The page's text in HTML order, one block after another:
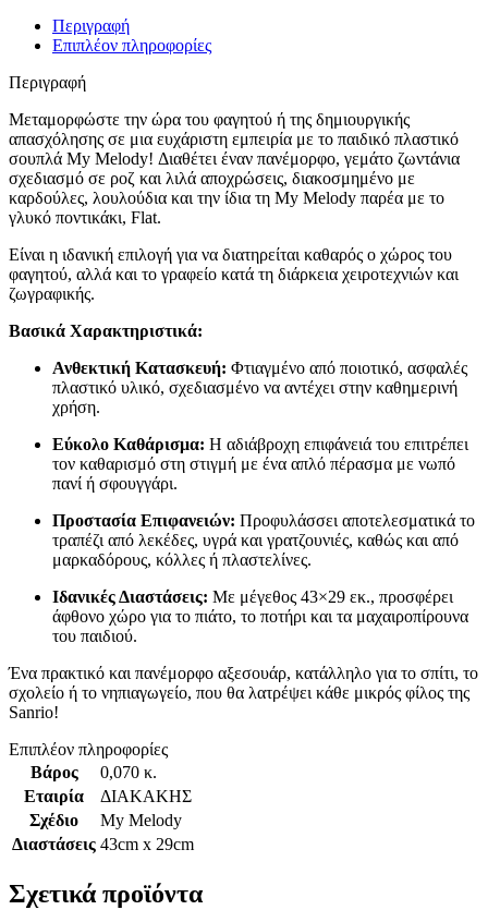
Περιγραφή
Επιπλέον πληροφορίες
Περιγραφή
Μεταμορφώστε την ώρα του φαγητού ή της δημιουργικής
απασχόλησης σε μια ευχάριστη εμπειρία με το παιδικό πλαστικό
σουπλά My Melody! Διαθέτει έναν πανέμορφο, γεμάτο ζωντάνια
σχεδιασμό σε ροζ και λιλά αποχρώσεις, διακοσμημένο με
καρδούλες, λουλούδια και την ίδια τη My Melody παρέα με το
γλυκό ποντικάκι, Flat.
Είναι η ιδανική επιλογή για να διατηρείται καθαρός ο χώρος του
φαγητού, αλλά και το γραφείο κατά τη διάρκεια χειροτεχνιών και
ζωγραφικής.
Βασικά Χαρακτηριστικά:
Ανθεκτική Κατασκευή: Φτιαγμένο από ποιοτικό, ασφαλές
πλαστικό υλικό, σχεδιασμένο να αντέχει στην καθημερινή
χρήση.
Εύκολο Καθάρισμα: Η αδιάβροχη επιφάνειά του επιτρέπει
τον καθαρισμό στη στιγμή με ένα απλό πέρασμα με νωπό
πανί ή σφουγγάρι.
Προστασία Επιφανειών: Προφυλάσσει αποτελεσματικά το
τραπέζι από λεκέδες, υγρά και γρατζουνιές, καθώς και από
μαρκαδόρους, κόλλες ή πλαστελίνες.
Ιδανικές Διαστάσεις: Με μέγεθος 43×29 εκ., προσφέρει
άφθονο χώρο για το πιάτο, το ποτήρι και τα μαχαιροπίρουνα
του παιδιού.
Ένα πρακτικό και πανέμορφο αξεσουάρ, κατάλληλο για το σπίτι, το
σχολείο ή το νηπιαγωγείο, που θα λατρέψει κάθε μικρός φίλος της
Sanrio!
Επιπλέον πληροφορίες
Βάρος
0,070 κ.
Εταιρία
ΔΙΑΚΑΚΗΣ
Σχέδιο
My Melody
Διαστάσεις 43cm x 29cm
Σχετικά προϊόντα